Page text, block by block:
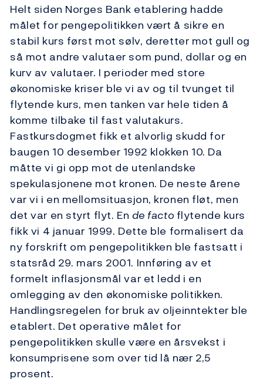
Helt siden Norges Bank etablering hadde
målet for pengepolitikken vært å sikre en
stabil kurs først mot sølv, deretter mot gull og
så mot andre valutaer som pund, dollar og en
kurv av valutaer. I perioder med store
økonomiske kriser ble vi av og til tvunget til
flytende kurs, men tanken var hele tiden å
komme tilbake til fast valutakurs.
Fastkursdogmet fikk et alvorlig skudd for
baugen 10 desember 1992 klokken 10. Da
måtte vi gi opp mot de utenlandske
spekulasjonene mot kronen. De neste årene
var vi i en mellomsituasjon, kronen fløt, men
det var en styrt flyt. En de facto flytende kurs
fikk vi 4 januar 1999. Dette ble formalisert da
ny forskrift om pengepolitikken ble fastsatt i
statsråd 29. mars 2001. Innføring av et
formelt inflasjonsmål var et ledd i en
omlegging av den økonomiske politikken.
Handlingsregelen for bruk av oljeinntekter ble
etablert. Det operative målet for
pengepolitikken skulle være en årsvekst i
konsumprisene som over tid lå nær 2,5
prosent.